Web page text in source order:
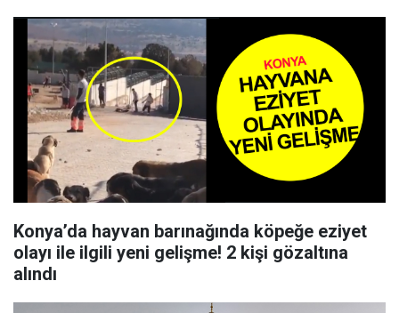
Konya’da hayvan barınağında köpeğe eziyet
olayı ile ilgili yeni gelişme! 2 kişi gözaltına
alındı